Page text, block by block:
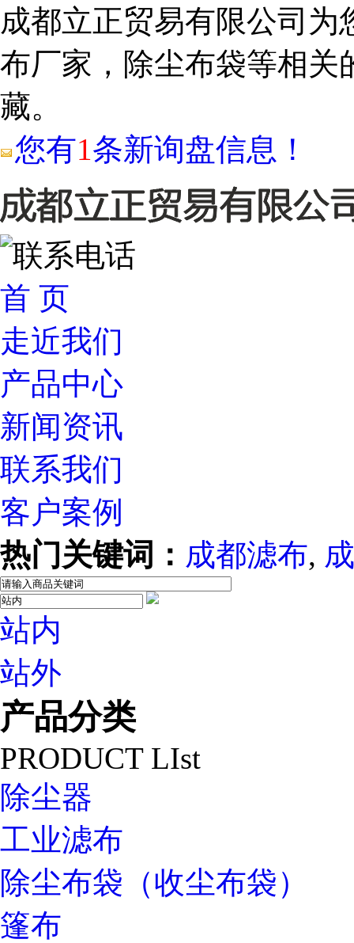
成都立正贸易有限公司为
布厂家，除尘布袋等相关
藏。
您有1条新询盘信息！
首 页
走近我们
产品中心
新闻资讯
联系我们
客户案例
热门关键词： 成都滤布,
站内
站外
产品分类
PRODUCT LIst
除尘器
工业滤布
除尘布袋（收尘布袋）
篷布